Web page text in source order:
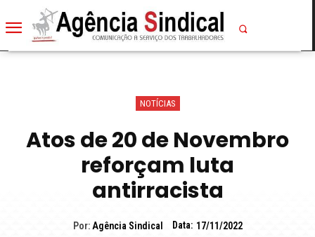
NOTÍCIAS
Atos de 20 de Novembro
reforçam luta
antirracista
Por: Agência Sindical Data: 17/11/2022